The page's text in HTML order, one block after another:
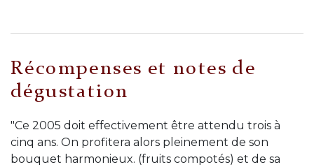
Récompenses et notes de
dégustation
"Ce 2005 doit effectivement être attendu trois à
cinq ans. On profitera alors pleinement de son
bouquet harmonieux. (fruits compotés) et de sa